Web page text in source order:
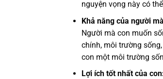
nguyện vọng này có
Khả năng của người
Người mà con muốn
chính, môi trường
con một môi trường
Lợi ích tốt nhất của